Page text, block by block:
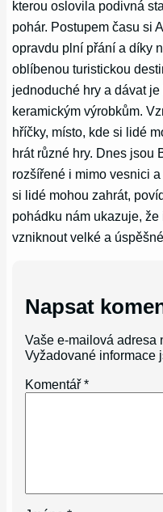
kterou oslovila podivná
pohár. Postupem času si
opravdu plní přání a díky
oblíbenou turistickou
jednoduché hry a dávat
keramickým výrobkům.
hříčky, místo, kde si lidé
hrát různé hry. Dnes jsou
rozšířené i mimo vesnici
si lidé mohou zahrát,
pohádku nám ukazuje,
vzniknout velké a
Napsat
Vaše e-mailová adresa
Vyžadované informace
Komentář*